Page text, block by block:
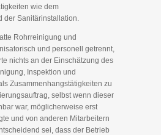
wie dem
der Sanitärinstallation.
Rohrreinigung und
und personell getrennt,
nichts an der Einschätzung des
Inspektion und
Zusammenhangstätigkeiten zu
selbst wenn dieser
war, möglicherweise erst
und von anderen Mitarbeitern
sei, dass der Betrieb